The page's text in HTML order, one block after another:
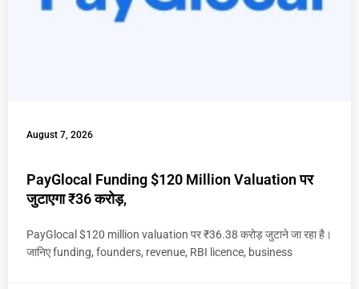
August 7, 2026
PayGlocal Funding $120 Million Valuation पर
जुटाएगा ₹36 करोड़,
PayGlocal $120 million valuation पर ₹36.38 करोड़ जुटाने जा रहा है।
जानिए funding, founders, revenue, RBI licence, business